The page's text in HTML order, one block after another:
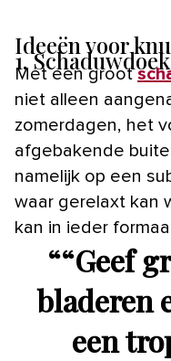
Ideeën voor
1. Schaduwdoek
Met een groot
niet alleen
zomerdagen, het
afgebakende
namelijk op een
waar gerelaxt kan
kan in ieder
““Geef
bladeren
een